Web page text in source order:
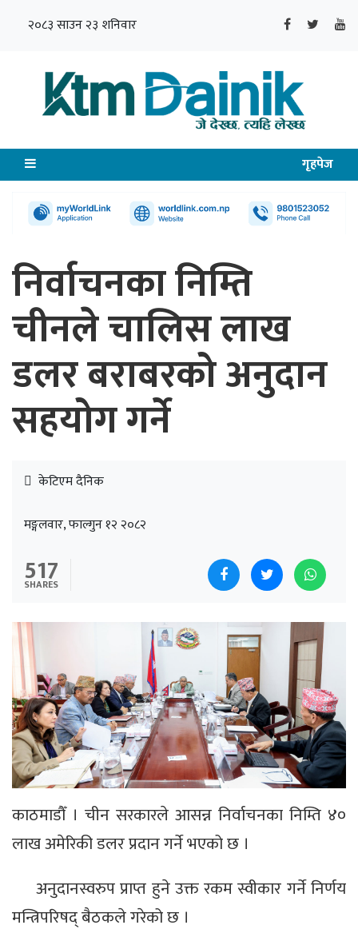
२०८३ साउन २३ शनिवार
गृहपेज
निर्वाचनका निम्ति
चीनले चालिस लाख
डलर बराबरको अनुदान
सहयोग गर्ने
केटिएम दैनिक
मङ्गलवार, फाल्गुन १२ २०८२
517
SHARES
काठमाडौँ । चीन सरकारले आसन्न निर्वाचनका निम्ति ४०
लाख अमेरिकी डलर प्रदान गर्ने भएको छ ।
अनुदानस्वरुप प्राप्त हुने उक्त रकम स्वीकार गर्ने निर्णय
मन्त्रिपरिषद् बैठकले गरेको छ ।